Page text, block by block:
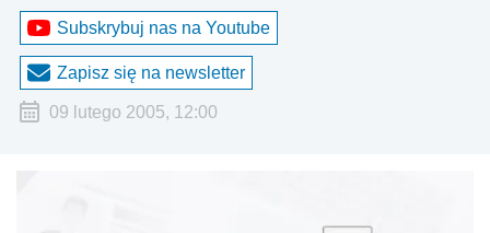
Subskrybuj nas na Youtube
Zapisz się na newsletter
09 lutego 2005, 12:00